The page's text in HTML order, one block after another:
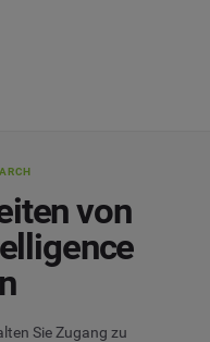
von
Sie Zugang zu